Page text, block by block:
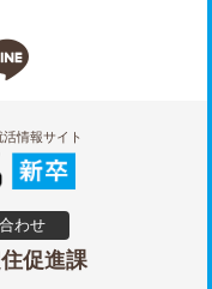
情報サイト
わせ
促進課